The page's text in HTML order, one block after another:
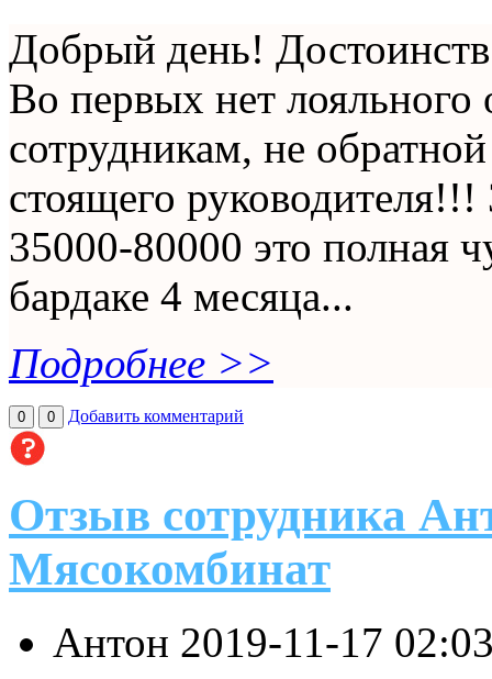
Добрый день!
Во первых нет лояльного
сотрудникам, не
стоящего
35000-80000 это полная
бардаке 4 месяца...
Подробнее >>
0 0 Добавить комментарий
Отзыв сотрудника
Мясокомбинат
Антон 2019-11-17